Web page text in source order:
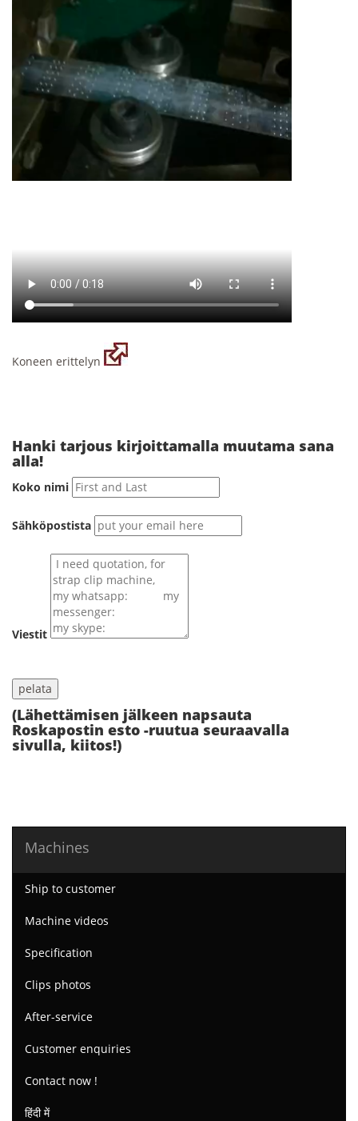
Koneen erittelyn
Hanki tarjous kirjoittamalla muutama sana
alla!
Koko nimi
Sähköpostista
Viestit
(Lähettämisen jälkeen napsauta
Roskapostin esto -ruutua seuraavalla
sivulla, kiitos!)
Machines
Ship to customer
Machine videos
Specification
Clips photos
After-service
Customer enquiries
Contact now !
हिंदी में